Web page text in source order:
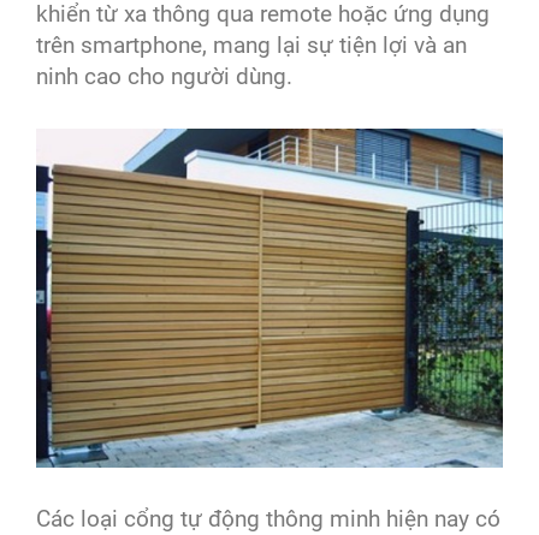
khiển từ xa thông qua remote hoặc ứng dụng
trên smartphone, mang lại sự tiện lợi và an
ninh cao cho người dùng.
Các loại cổng tự động thông minh hiện nay có